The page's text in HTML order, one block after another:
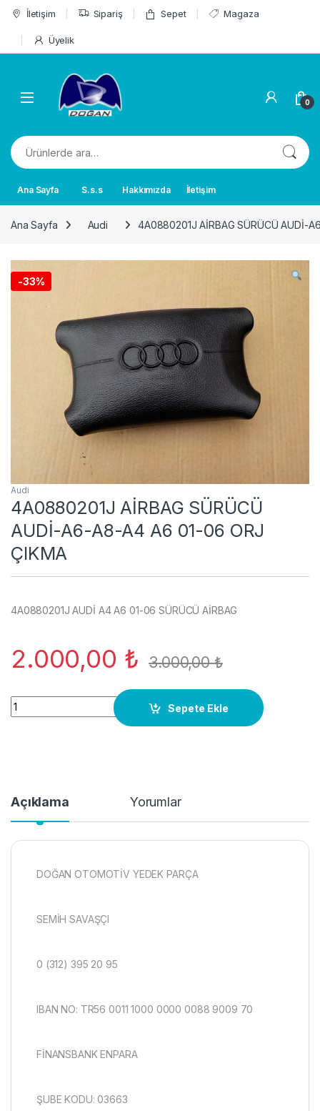
Skip to navigation
Skip to content
İletişim Sipariş Sepet Magaza
Üyelik
0
Ara:
Ana Sayfa S.s.s Hakkımızda İletişim
Ana Sayfa Audi 4A0880201J AİRBAG SÜRÜCÜ AUDİ-
-33%
Audi
4A0880201J AİRBAG SÜRÜCÜ
AUDİ-A6-A8-A4 A6 01-06 ORJ
ÇIKMA
4A0880201J AUDİ A4 A6 01-06 SÜRÜCÜ AİRBAG
2.000,00 ₺ 3.000,00₺
4A0880201J AİRBAG SÜRÜCÜ AUDİ-A6-A8-A4 A6 01-06
Sepete Ekle
Açıklama Yorumlar
DOĞAN OTOMOTİV YEDEK PARÇA
SEMİH SAVAŞÇI
0 (312) 395 20 95
IBAN NO: TR56 0011 1000 0000 0088 9009 70
FİNANSBANK ENPARA
ŞUBE KODU: 03663